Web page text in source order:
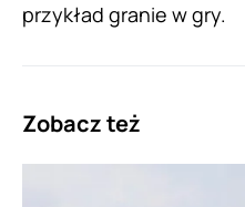
przykład granie w gry.
Zobacz też